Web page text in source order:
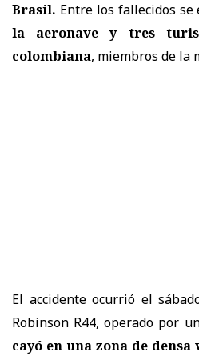
Brasil. Entre los fallecidos se
la aeronave y
tres
colombiana, miembros de la
El accidente ocurrió el
Robinson R44, operado por
cayó en una zona de